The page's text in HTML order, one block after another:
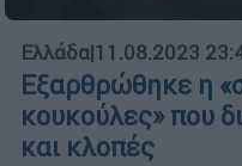
Ελλάδα|11.08.2023
Εξαρθρώθηκε η
κουκούλες» που
και κλοπές